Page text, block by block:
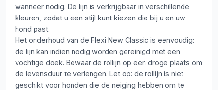
wanneer nodig. De lijn is verkrijgbaar in verschillende
kleuren, zodat u een stijl kunt kiezen die bij u en uw
hond past.
Het onderhoud van de Flexi New Classic is eenvoudig:
de lijn kan indien nodig worden gereinigd met een
vochtige doek. Bewaar de rollijn op een droge plaats om
de levensduur te verlengen. Let op: de rollijn is niet
geschikt voor honden die de neiging hebben om te